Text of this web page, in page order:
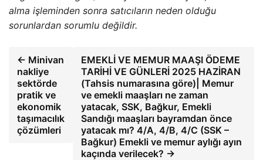
alma işleminden sonra satıcıların neden olduğu
sorunlardan sorumlu değildir.
← Minivan
nakliye
sektörde
pratik ve
ekonomik
taşımacılık
çözümleri
EMEKLİ VE MEMUR MAAŞI ÖDEME
TARİHİ VE GÜNLERİ 2025 HAZİRAN
(Tahsis numarasına göre)| Memur
ve emekli maaşları ne zaman
yatacak, SSK, Bağkur, Emekli
Sandığı maaşları bayramdan önce
yatacak mı? 4/A, 4/B, 4/C (SSK –
Bağkur) Emekli ve memur aylığı ayın
kaçında verilecek? →